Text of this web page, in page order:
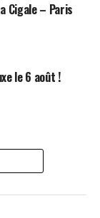
Cigale – Paris
le 6 août !